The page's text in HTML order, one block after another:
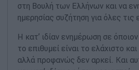
στη Βουλή των Ελλήνων και να
ημερησίας συζήτηση για όλες τις
Η κατ’ ιδίαν ενημέρωση σε
το επιθυμεί είναι το ελάχιστο
αλλά προφανώς δεν αρκεί. Και